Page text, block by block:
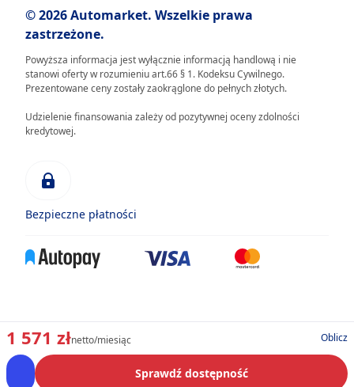
1 571 złnetto/miesiąc Oblicz
Sprawdź dostępność
© 2026 Automarket. Wszelkie prawa
zastrzeżone.
Powyższa informacja jest wyłącznie informacją handlową i nie
stanowi oferty w rozumieniu art.66 § 1. Kodeksu Cywilnego.
Prezentowane ceny zostały zaokrąglone do pełnych złotych.
Udzielenie finansowania zależy od pozytywnej oceny zdolności
kredytowej.
Bezpieczne płatności